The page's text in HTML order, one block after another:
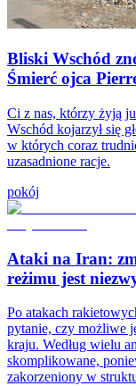
Bliski Wschód
Śmierć ojca
Ci z nas, którzy żyją
Wschód kojarzył się
w których coraz
uzasadnione racje.
pokój
Ataki na Iran:
reżimu jest
Po atakach
pytanie, czy możliwe
kraju. Według wielu
skomplikowane,
zakorzeniony w